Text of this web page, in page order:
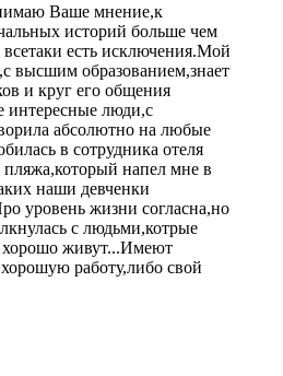
Ваше мнение,к
историй больше чем
есть исключения.Мой
высшим образованием,знает
и круг его общения
интересные люди,с
абсолютно на любые
в сотрудника отеля
пляжа,который напел мне в
наши девченки
уровень жизни согласна,но
с людьми,котрые
хорошо живут...Имеют
работу,либо свой